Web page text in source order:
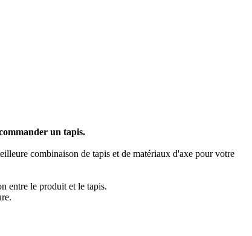
un tapis.
combinaison de tapis et de matériaux d'axe pour votre
entre le produit et le tapis.